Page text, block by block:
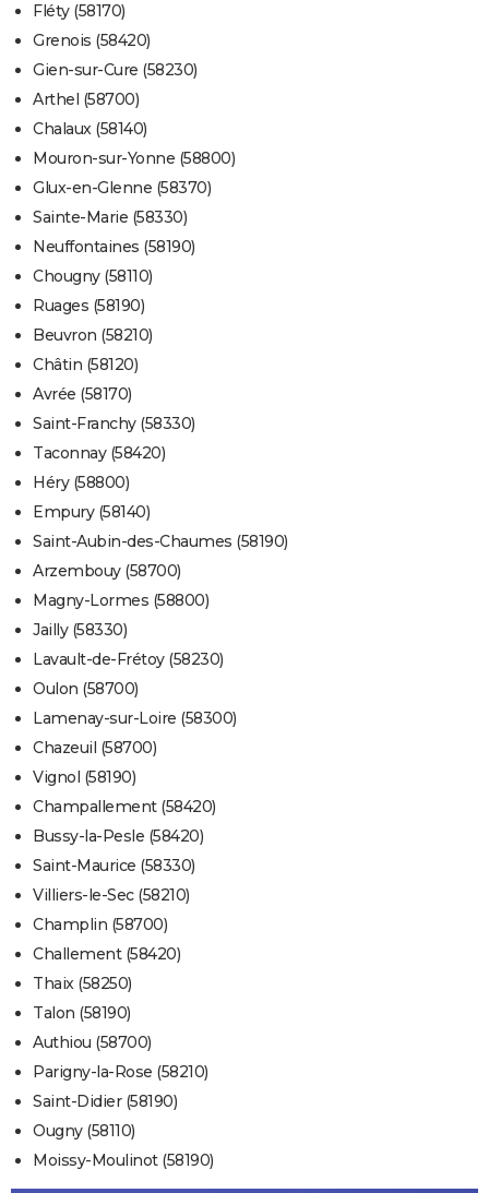
Fléty (58170)
Grenois (58420)
Gien-sur-Cure (58230)
Arthel (58700)
Chalaux (58140)
Mouron-sur-Yonne (58800)
Glux-en-Glenne (58370)
Sainte-Marie (58330)
Neuffontaines (58190)
Chougny (58110)
Ruages (58190)
Beuvron (58210)
Châtin (58120)
Avrée (58170)
Saint-Franchy (58330)
Taconnay (58420)
Héry (58800)
Empury (58140)
Saint-Aubin-des-Chaumes (58190)
Arzembouy (58700)
Magny-Lormes (58800)
Jailly (58330)
Lavault-de-Frétoy (58230)
Oulon (58700)
Lamenay-sur-Loire (58300)
Chazeuil (58700)
Vignol (58190)
Champallement (58420)
Bussy-la-Pesle (58420)
Saint-Maurice (58330)
Villiers-le-Sec (58210)
Champlin (58700)
Challement (58420)
Thaix (58250)
Talon (58190)
Authiou (58700)
Parigny-la-Rose (58210)
Saint-Didier (58190)
Ougny (58110)
Moissy-Moulinot (58190)